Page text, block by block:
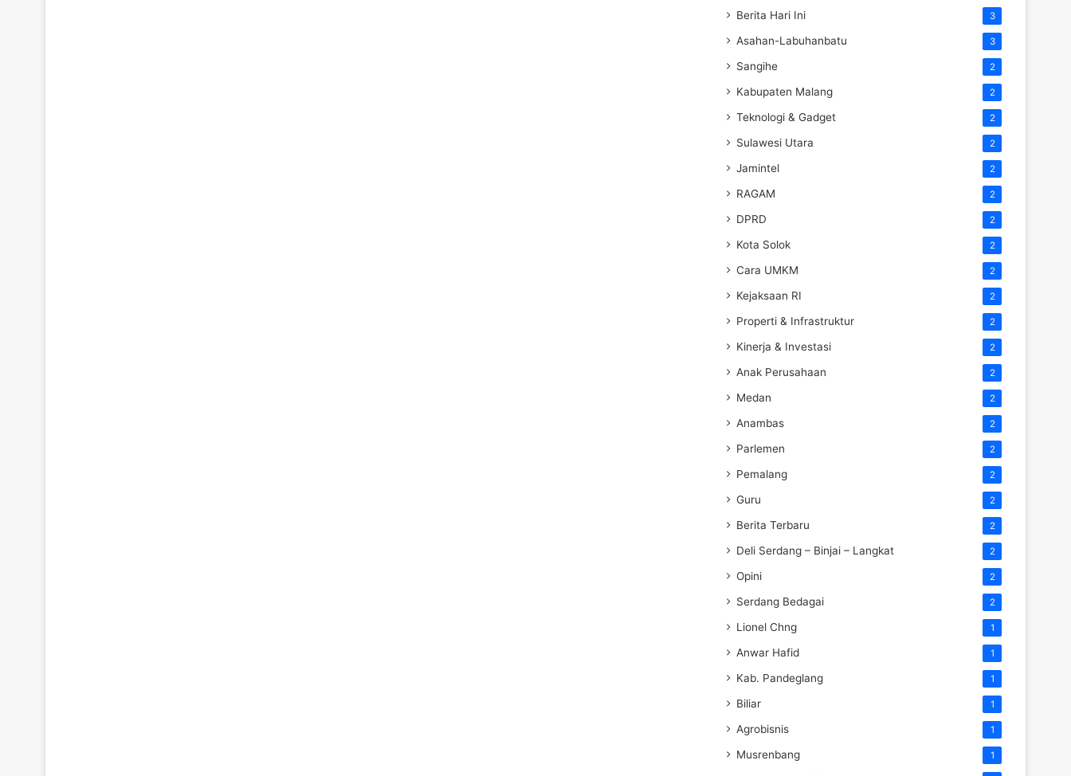
Berita Hari Ini 3
Asahan-Labuhanbatu 3
Sangihe 2
Kabupaten Malang 2
Teknologi & Gadget 2
Sulawesi Utara 2
Jamintel 2
RAGAM 2
DPRD 2
Kota Solok 2
Cara UMKM 2
Kejaksaan RI 2
Properti & Infrastruktur 2
Kinerja & Investasi 2
Anak Perusahaan 2
Medan 2
Anambas 2
Parlemen 2
Pemalang 2
Guru 2
Berita Terbaru 2
Deli Serdang – Binjai – Langkat 2
Opini 2
Serdang Bedagai 2
Lionel Chng 1
Anwar Hafid 1
Kab. Pandeglang 1
Biliar 1
Agrobisnis 1
Musrenbang 1